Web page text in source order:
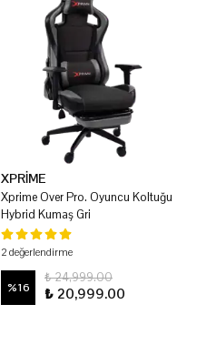
XPRİME
Xprime Over Pro. Oyuncu Koltuğu
Hybrid Kumaş Gri
2 değerlendirme
%16
₺ 24,999.00
₺ 20,999.00